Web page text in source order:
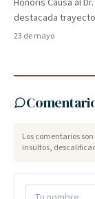
Honoris Causa al
destacada
23 de mayo
Los comentarios
insultos,